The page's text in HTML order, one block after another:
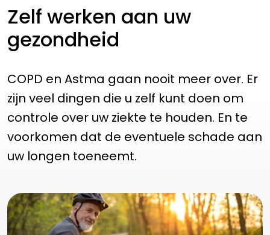
Zelf werken aan uw
gezondheid
COPD en Astma gaan nooit meer over. Er
zijn veel dingen die u zelf kunt doen om
controle over uw ziekte te houden. En te
voorkomen dat de eventuele schade aan
uw longen toeneemt.